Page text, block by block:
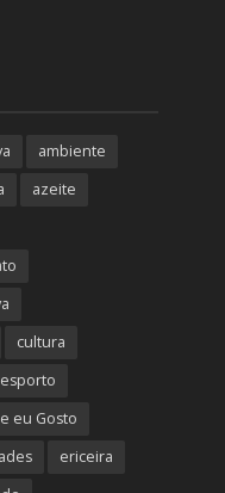
ambiente
azeite
cultura
eu Gosto
ericeira